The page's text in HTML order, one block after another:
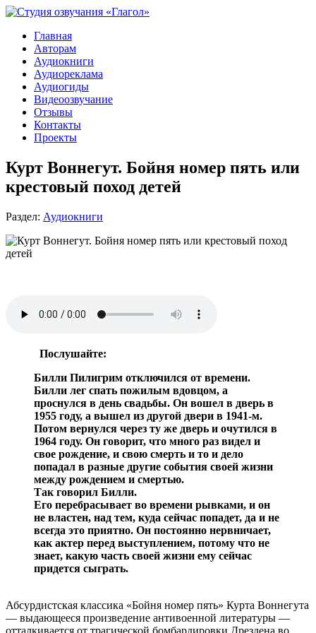
Главная
Авторам
Аудиокниги
Аудиореклама
Аудиогиды
Видеоозвучание
Отзывы
Контакты
Проекты
Курт Воннегут. Бойня номер пять или
крестовый поход детей
Раздел: Аудиокниги
Послушайте:
Билли Пилигрим отключился от времени.
Билли лег спать пожилым вдовцом, а
проснулся в день свадьбы. Он вошел в дверь в
1955 году, а вышел из другой двери в 1941-м.
Потом вернулся через ту же дверь и очутился в
1964 году. Он говорит, что много раз видел и
свое рождение, и свою смерть и то и дело
попадал в разные другие события своей жизни
между рождением и смертью.
Так говорил Билли.
Его перебрасывает во времени рывками, и он
не властен, над тем, куда сейчас попадет, да и не
всегда это приятно. Он постоянно нервничает,
как актер перед выступлением, потому что не
знает, какую часть своей жизни ему сейчас
придется сыграть.
Абсурдистская классика «Бойня номер пять» Курта Воннегута
— выдающееся произведение антивоенной литературы —
отталкивается от трагической бомбардировки Дрездена во